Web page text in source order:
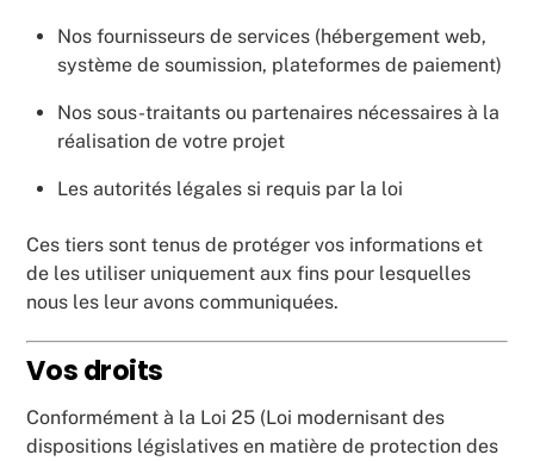
Nos fournisseurs de services (hébergement web,
système de soumission, plateformes de paiement)
Nos sous-traitants ou partenaires nécessaires à la
réalisation de votre projet
Les autorités légales si requis par la loi
Ces tiers sont tenus de protéger vos informations et
de les utiliser uniquement aux fins pour lesquelles
nous les leur avons communiquées.
Vos droits
Conformément à la Loi 25 (Loi modernisant des
dispositions législatives en matière de protection des